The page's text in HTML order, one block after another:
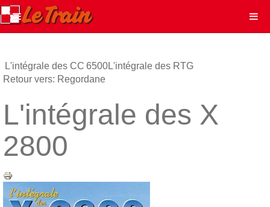
L'intégrale des CC 6500L'intégrale des RTG
Retour vers: Regordane
L'intégrale des X
2800